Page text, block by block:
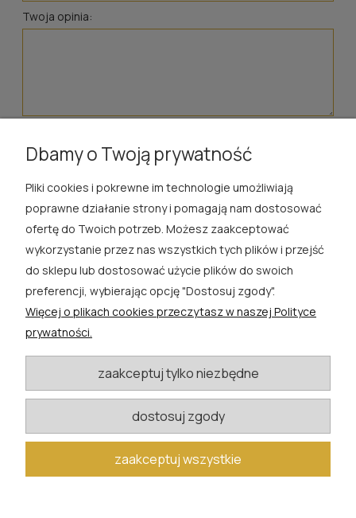
Twoja opinia:
ROSA ĆWIK
SKLEP
EXTRA
KATEGORIE BLOGU
W razie pytań i wątpliwości prosimy o kontakt
biuro@rosacwik.pl
Dbamy o Twoją prywatność
Pliki cookies i pokrewne im technologie umożliwiają
poprawne działanie strony i pomagają nam dostosować
ofertę do Twoich potrzeb. Możesz zaakceptować
wykorzystanie przez nas wszystkich tych plików i przejść
do sklepu lub dostosować użycie plików do swoich
preferencji, wybierając opcję "Dostosuj zgody".
Więcej o plikach cookies przeczytasz w naszej Polityce
prywatności.
zaakceptuj tylko niezbędne
dostosuj zgody
zaakceptuj wszystkie